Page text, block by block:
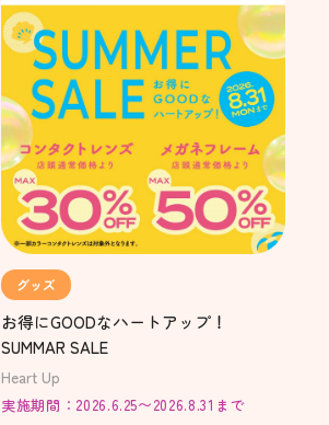
グッズ
お得にGOODなハートアップ！
SUMMAR SALE
Heart Up
実施期間：2026.6.25〜2026.8.31まで